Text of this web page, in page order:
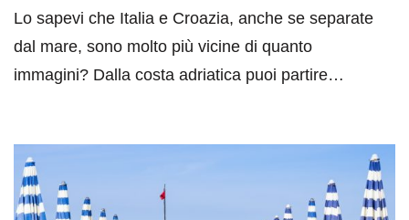
Lo sapevi che Italia e Croazia, anche se separate
dal mare, sono molto più vicine di quanto
immagini? Dalla costa adriatica puoi partire…